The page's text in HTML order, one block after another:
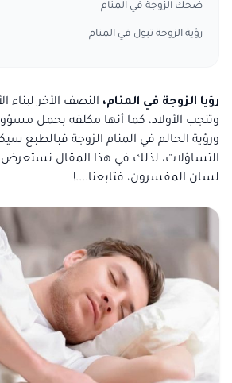
ضحك الزوجة في المنام
رؤية الزوجة تبول في المنام
رؤيا الزوجة في المنام، النصف الأخر لبناء
وتنجب الأولاد، كما أنها مكلفه بحمل
ورؤية الحالم في المنام الزوجة فبالطبع
التساؤلات، لذلك في هذا المقال
لسان المفسرون، فتابعنا....!